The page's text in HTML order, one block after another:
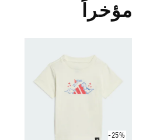
مؤخراً
-25%